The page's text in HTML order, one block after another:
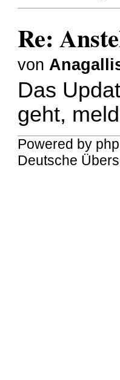
Re:
von
Das
geht,
Powered by
Deutsche